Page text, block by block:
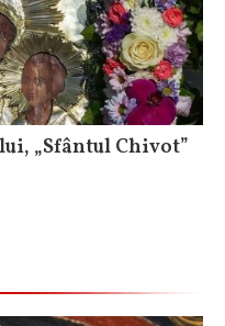
„Sfântul Chivot”